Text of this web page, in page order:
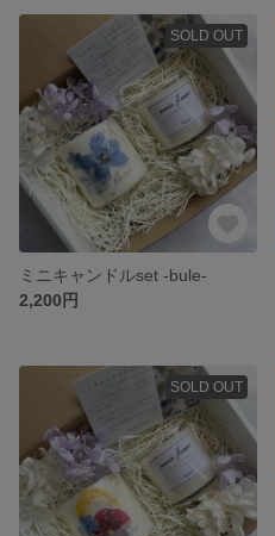
SOLD OUT
ミニキャンドルset -bule-
2,200円
SOLD OUT